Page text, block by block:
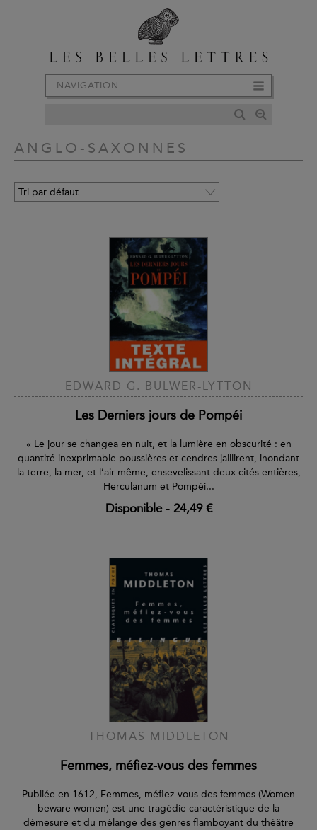
NAVIGATION
ANGLO-SAXONNES
EDWARD G. BULWER-LYTTON
Les Derniers jours de Pompéi
« Le jour se changea en nuit, et la lumière en obscurité : en
quantité inexprimable poussières et cendres jaillirent, inondant
la terre, la mer, et l’air même, ensevelissant deux cités entières,
Herculanum et Pompéi...
Disponible- 24,49 €
THOMAS MIDDLETON
Femmes, méfiez-vous des femmes
Publiée en 1612, Femmes, méfiez-vous des femmes (Women
beware women) est une tragédie caractéristique de la
démesure et du mélange des genres flamboyant du théâtre